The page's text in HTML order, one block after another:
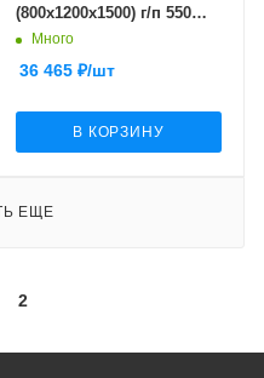
(800х1200х1500) г/п 550
кг.160 литая протекторная
Много
36 465₽/шт
В КОРЗИНУ
ЕЩЕ
2